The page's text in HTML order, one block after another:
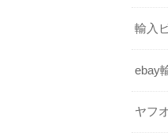
輸入
ebay
ヤフ